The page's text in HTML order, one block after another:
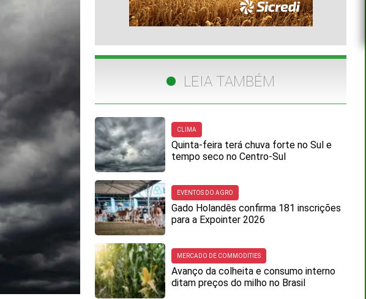
LEIA TAMBÉM
CLIMA
Quinta-feira terá chuva forte no Sul e
tempo seco no Centro-Sul
EVENTOS DO AGRO
Gado Holandês confirma 181 inscrições
para a Expointer 2026
MERCADO DE COMMODITIES
Avanço da colheita e consumo interno
ditam preços do milho no Brasil